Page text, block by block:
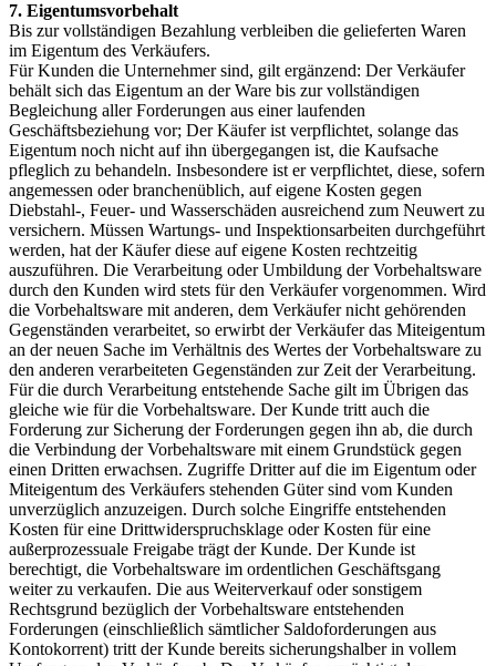
7. Eigentumsvorbehalt
Bis zur vollständigen Bezahlung verbleiben die gelieferten Waren
im Eigentum des Verkäufers.
Für Kunden die Unternehmer sind, gilt ergänzend: Der Verkäufer
behält sich das Eigentum an der Ware bis zur vollständigen
Begleichung aller Forderungen aus einer laufenden
Geschäftsbeziehung vor; Der Käufer ist verpflichtet, solange das
Eigentum noch nicht auf ihn übergegangen ist, die Kaufsache
pfleglich zu behandeln. Insbesondere ist er verpflichtet, diese, sofern
angemessen oder branchenüblich, auf eigene Kosten gegen
Diebstahl-, Feuer- und Wasserschäden ausreichend zum Neuwert zu
versichern. Müssen Wartungs- und Inspektionsarbeiten durchgeführt
werden, hat der Käufer diese auf eigene Kosten rechtzeitig
auszuführen. Die Verarbeitung oder Umbildung der Vorbehaltsware
durch den Kunden wird stets für den Verkäufer vorgenommen. Wird
die Vorbehaltsware mit anderen, dem Verkäufer nicht gehörenden
Gegenständen verarbeitet, so erwirbt der Verkäufer das Miteigentum
an der neuen Sache im Verhältnis des Wertes der Vorbehaltsware zu
den anderen verarbeiteten Gegenständen zur Zeit der Verarbeitung.
Für die durch Verarbeitung entstehende Sache gilt im Übrigen das
gleiche wie für die Vorbehaltsware. Der Kunde tritt auch die
Forderung zur Sicherung der Forderungen gegen ihn ab, die durch
die Verbindung der Vorbehaltsware mit einem Grundstück gegen
einen Dritten erwachsen. Zugriffe Dritter auf die im Eigentum oder
Miteigentum des Verkäufers stehenden Güter sind vom Kunden
unverzüglich anzuzeigen. Durch solche Eingriffe entstehenden
Kosten für eine Drittwiderspruchsklage oder Kosten für eine
außerprozessuale Freigabe trägt der Kunde. Der Kunde ist
berechtigt, die Vorbehaltsware im ordentlichen Geschäftsgang
weiter zu verkaufen. Die aus Weiterverkauf oder sonstigem
Rechtsgrund bezüglich der Vorbehaltsware entstehenden
Forderungen (einschließlich sämtlicher Saldoforderungen aus
Kontokorrent) tritt der Kunde bereits sicherungshalber in vollem